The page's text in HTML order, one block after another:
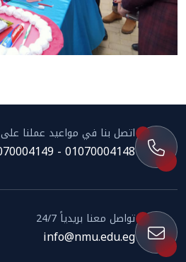
اتصل بنا في مواعيد عملنا على
01070004148 - 01070004149
تواصل معنا بريدياً 24/7
info@nmu.edu.eg